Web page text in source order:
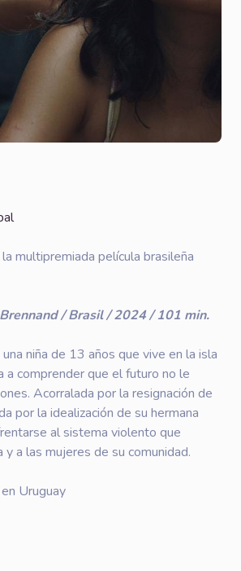
multipremiada película brasileña
/ Brasil / 2024 / 101 min.
niña de 13 años que vive en la isla
a comprender que el futuro no le
Acorralada por la resignación de
por la idealización de su hermana
al sistema violento que
y a las mujeres de su comunidad.
Uruguay